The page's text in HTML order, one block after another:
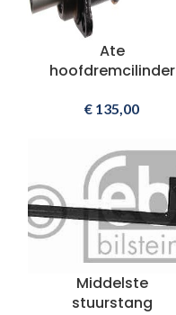
Ate
hoofdremcilinder
€ 135,00
Middelste
stuurstang